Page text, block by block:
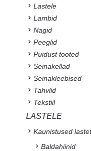
Lastele
Lambid
Nagid
Peeglid
Puidust tooted
Seinakellad
Seinakleebised
Tahvlid
Tekstiil
LASTELE
Kaunistused
Baldahiinid